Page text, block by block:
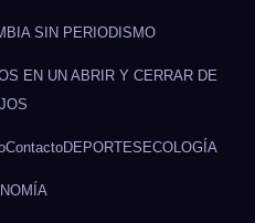
SIN PERIODISMO
EN UN ABRIR Y CERRAR DE
ContactoDEPORTES ECOLOGÍA